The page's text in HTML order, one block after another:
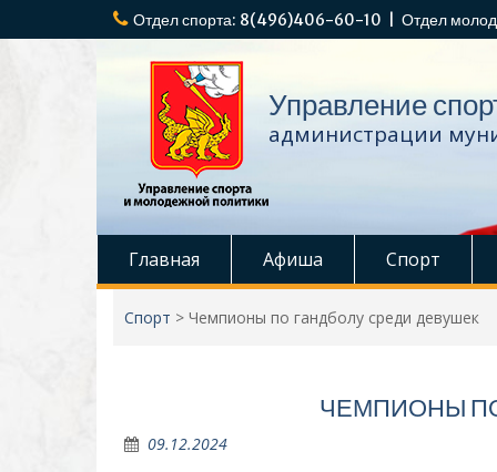
к
Отдел спорта: 8(496)406-60-10 | Отдел
Управление
администрации
Главная Афиша Спорт
Спорт > Чемпионы по гандболу среди девушек
ЧЕМПИОНЫ
09.12.2024